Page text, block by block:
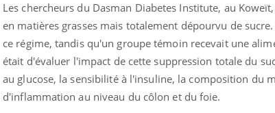
Les chercheurs du Dasman Diabetes Institute, au
en matières grasses mais totalement dépourvu de
ce régime, tandis qu'un groupe témoin recevait une
était d'évaluer l'impact de cette suppression totale du
au glucose, la sensibilité à l'insuline, la composition du
d'inflammation au niveau du côlon et du foie.